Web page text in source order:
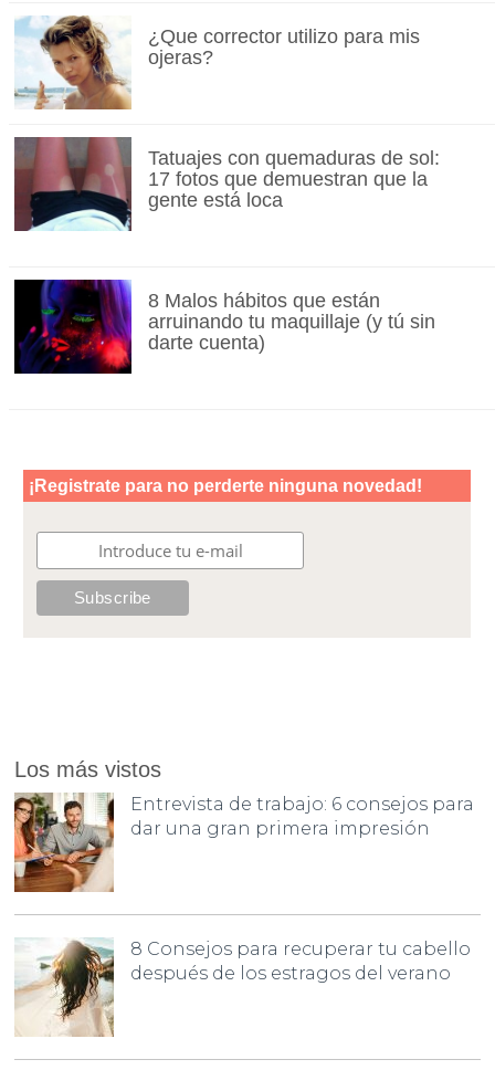
¿Que corrector utilizo para mis
ojeras?
Tatuajes con quemaduras de sol:
17 fotos que demuestran que la
gente está loca
8 Malos hábitos que están
arruinando tu maquillaje (y tú sin
darte cuenta)
Los más vistos
Entrevista de trabajo: 6 consejos para
dar una gran primera impresión
8 Consejos para recuperar tu cabello
después de los estragos del verano